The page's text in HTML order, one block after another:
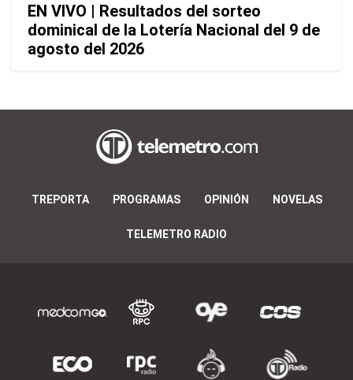
EN VIVO | Resultados del sorteo
dominical de la Lotería Nacional del 9 de
agosto del 2026
TREPORTA PROGRAMAS OPINIÓN NOVELAS
TELEMETRO RADIO